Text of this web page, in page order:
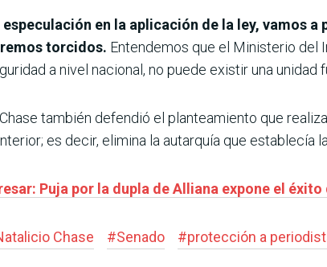
especulación en la aplicación de la ley, vamos
torcidos. Entendemos que el Ministerio del
a nivel nacional, no puede existir una unidad
también defendió el planteamiento que
es decir, elimina la autarquía que establecía
Puja por la dupla de Alliana expone el
Chase #Senado #protección a